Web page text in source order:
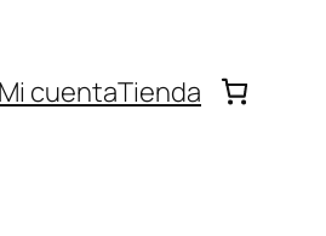
Mi cuentaTienda